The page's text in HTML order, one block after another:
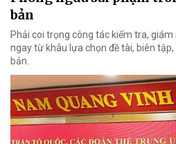
bản
Phải coi trọng công tác kiểm tra,
ngay từ khâu lựa chọn đề tài, biên
bản.